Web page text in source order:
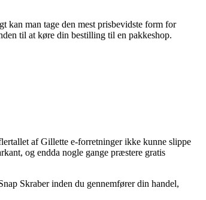
kan man tage den mest prisbevidste form for
til at køre din bestilling til en pakkeshop.
af Gillette e-forretninger ikke kunne slippe
og endda nogle gange præstere gratis
Skraber inden du gennemfører din handel,